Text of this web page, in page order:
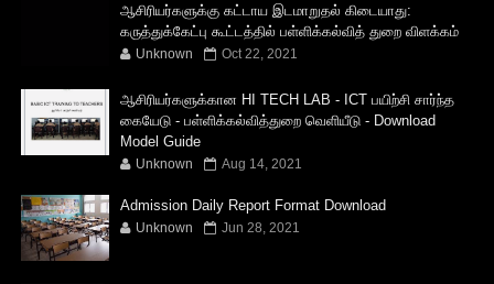
ஆசிரியர்களுக்கு கட்டாய இடமாறுதல் கிடையாது:
கருத்துக்கேட்பு கூட்டத்தில் பள்ளிக்கல்வித் துறை விளக்கம்
Unknown Oct 22, 2021
ஆசிரியர்களுக்கான HI TECH LAB - ICT பயிற்சி சார்ந்த
கையேடு - பள்ளிக்கல்வித்துறை வெளியீடு - Download
Model Guide
Unknown Aug 14, 2021
Admission Daily Report Format Download
Unknown Jun 28, 2021